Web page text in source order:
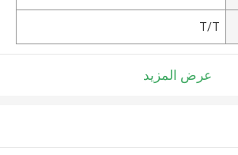
T/T
عرض المزيد